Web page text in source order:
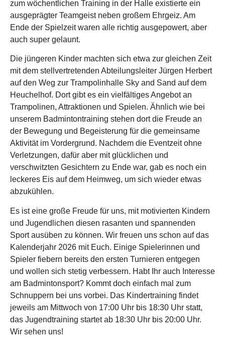
zum wöchentlichen Training in der Halle existierte ein
ausgeprägter Teamgeist neben großem Ehrgeiz. Am
Ende der Spielzeit waren alle richtig ausgepowert, aber
auch super gelaunt.
Die jüngeren Kinder machten sich etwa zur gleichen Zeit
mit dem stellvertretenden Abteilungsleiter Jürgen Herbert
auf den Weg zur Trampolinhalle Sky and Sand auf dem
Heuchelhof. Dort gibt es ein vielfältiges Angebot an
Trampolinen, Attraktionen und Spielen. Ähnlich wie bei
unserem Badmintontraining stehen dort die Freude an
der Bewegung und Begeisterung für die gemeinsame
Aktivität im Vordergrund. Nachdem die Eventzeit ohne
Verletzungen, dafür aber mit glücklichen und
verschwitzten Gesichtern zu Ende war, gab es noch ein
leckeres Eis auf dem Heimweg, um sich wieder etwas
abzukühlen.
Es ist eine große Freude für uns, mit motivierten Kindern
und Jugendlichen diesen rasanten und spannenden
Sport ausüben zu können. Wir freuen uns schon auf das
Kalenderjahr 2026 mit Euch. Einige Spielerinnen und
Spieler fiebern bereits den ersten Turnieren entgegen
und wollen sich stetig verbessern. Habt Ihr auch Interesse
am Badmintonsport? Kommt doch einfach mal zum
Schnuppern bei uns vorbei. Das Kindertraining findet
jeweils am Mittwoch von 17:00 Uhr bis 18:30 Uhr statt,
das Jugendtraining startet ab 18:30 Uhr bis 20:00 Uhr.
Wir sehen uns!